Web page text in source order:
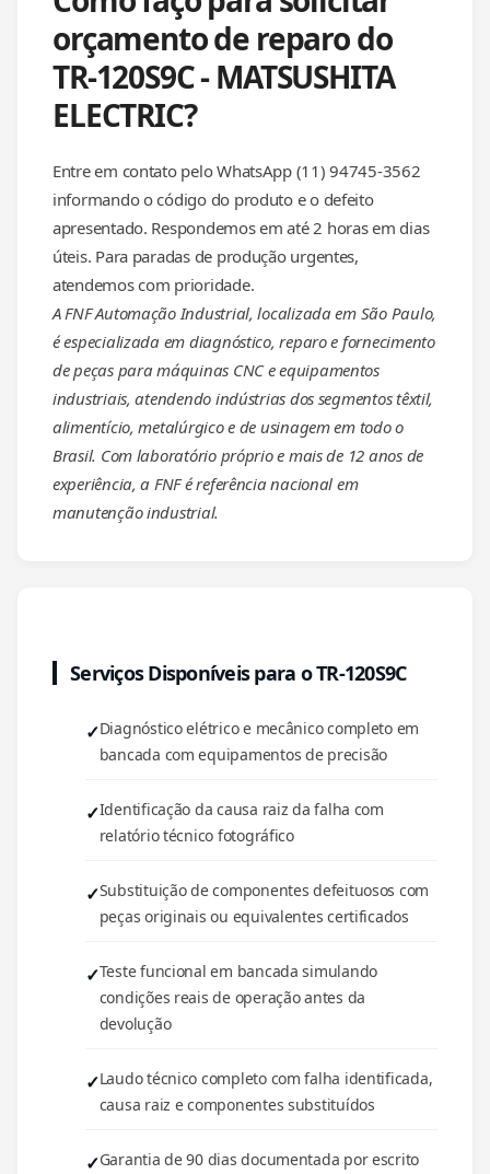
orçamento de reparo do
TR-120S9C - MATSUSHITA
ELECTRIC?
Entre em contato pelo WhatsApp (11) 94745-3562
informando o código do produto e o defeito
apresentado. Respondemos em até 2 horas em dias
úteis. Para paradas de produção urgentes,
atendemos com prioridade.
A FNF Automação Industrial, localizada em São Paulo,
é especializada em diagnóstico, reparo e fornecimento
de peças para máquinas CNC e equipamentos
industriais, atendendo indústrias dos segmentos têxtil,
alimentício, metalúrgico e de usinagem em todo o
Brasil. Com laboratório próprio e mais de 12 anos de
experiência, a FNF é referência nacional em
manutenção industrial.
Serviços Disponíveis para o TR-120S9C
Diagnóstico elétrico e mecânico completo em
bancada com equipamentos de precisão
Identificação da causa raiz da falha com
relatório técnico fotográfico
Substituição de componentes defeituosos com
peças originais ou equivalentes certificados
Teste funcional em bancada simulando
condições reais de operação antes da
devolução
Laudo técnico completo com falha identificada,
causa raiz e componentes substituídos
Garantia de 90 dias documentada por escrito